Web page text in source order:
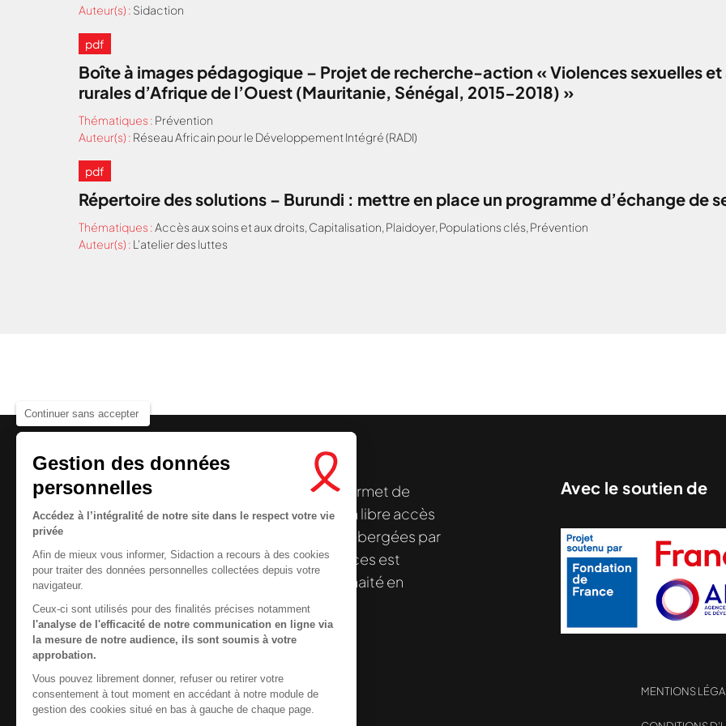
Continuer sans accepter
Gestion des données
personnelles
Accédez à l’intégralité de notre site dans le respect votre vie
privée
Afin de mieux vous informer, Sidaction a recours à des cookies
pour traiter des données personnelles collectées depuis votre
navigateur.
Ceux-ci sont utilisés pour des finalités précises notamment
l'analyse de l'efficacité de notre communication en ligne via
la mesure de notre audience, ils sont soumis à votre
approbation.
Vous pouvez librement donner, refuser ou retirer votre
consentement à tout moment en accédant à notre module de
gestion des cookies situé en bas à gauche de chaque page.
Auteur(s) : Sidaction
pdf
Boîte à images pédagogique – Projet de recherche-action « Violences sexuelles
rurales d’Afrique de l’Ouest (Mauritanie, Sénégal, 2015-2018) »
Thématiques : Prévention
Auteur(s) : Réseau Africain pour le Développement Intégré (RADI)
pdf
Répertoire des solutions – Burundi : mettre en place un programme d’échange de
Thématiques :Accès aux soins et aux droits, Capitalisation, Plaidoyer, Populations clés, Prévention
Auteur(s) : L'atelier des luttes
Nous cherchons le contenu demandé....
Le centre de ressources de Sidactionpermet de
disposer de ressources francophones en libre accès
. À l’origine, hébergées par
la Plateforme ELSA, le Centre de ressources est
désormais gérée par Sidaction qui a souhaité en
reprendre le pilotage.
Avec le soutien de
Contactez-nous
Newsletter
MENTIONS